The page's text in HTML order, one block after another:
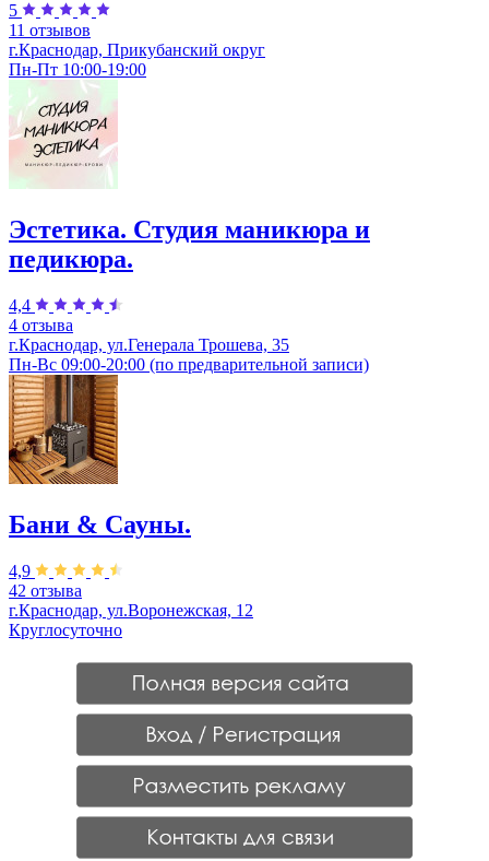
5
11 отзывов
г.Краснодар, Прикубанский округ
Пн-Пт 10:00-19:00
Эстетика. Студия маникюра и
педикюра.
4,4
4 отзыва
г.Краснодар, ул.Генерала Трошева, 35
Пн-Вс 09:00-20:00 (по предварительной записи)
Бани & Сауны.
4,9
42 отзыва
г.Краснодар, ул.Воронежская, 12
Круглосуточно